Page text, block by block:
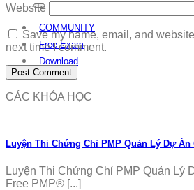
COMMUNITY
Free Exam
Download
Website
Save my name, email, and
next time I comment.
CÁC KHÓA HỌC
Luyện Thi Chứng Chỉ PMP Quản Lý Dự Án
Luyện Thi Chứng Chỉ PMP Quản Lý
Free PMP® [...]